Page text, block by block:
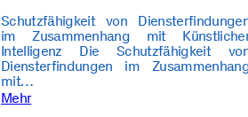
Schutzfähigkeit von
im Zusammenhang mit
Intelligenz Die Schutzfähigkeit
Diensterfindungen im
mit…
Mehr